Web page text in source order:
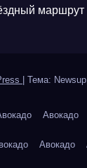
маршрут
Тема:
Авокадо
Авокадо